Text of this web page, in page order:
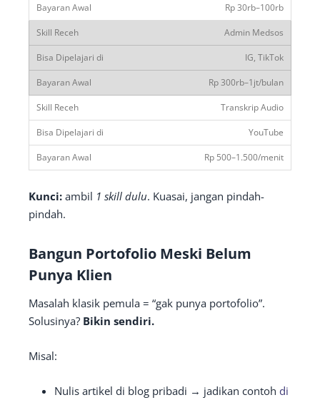
Rp 30rb–100rb
Admin Medsos
IG, TikTok
Rp 300rb–1jt/bulan
Transkrip Audio
YouTube
Rp 500–1.500/menit
Kunci: ambil 1 skill dulu. Kuasai, jangan pindah-
pindah.
Bangun Portofolio Meski Belum
Punya Klien
Masalah klasik pemula = “gak punya portofolio”.
Solusinya? Bikin sendiri.
Misal:
Nulis artikel di blog pribadi → jadikan contoh di